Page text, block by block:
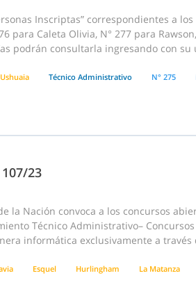
Inscriptas” correspondientes a
para Caleta Olivia, N° 277 para
podrán consultarla ingresando con su
Ushuaia Técnico Administrativo N° 275
23
la Nación convoca a los concursos
Técnico Administrativo– Concursos
informática exclusivamente a través
Esquel Hurlingham La Matanza